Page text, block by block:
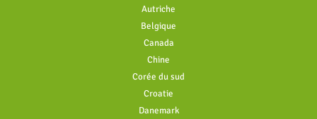
Autriche
Belgique
Canada
Chine
Corée du sud
Croatie
Danemark